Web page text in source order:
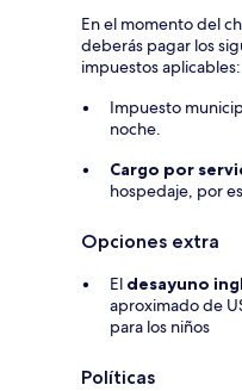
En el momento del
deberás pagar los
impuestos aplicables:
Impuesto
noche.
Cargo por
hospedaje, por
Opciones extra
El desayuno
aproximado de
para los niños
Políticas